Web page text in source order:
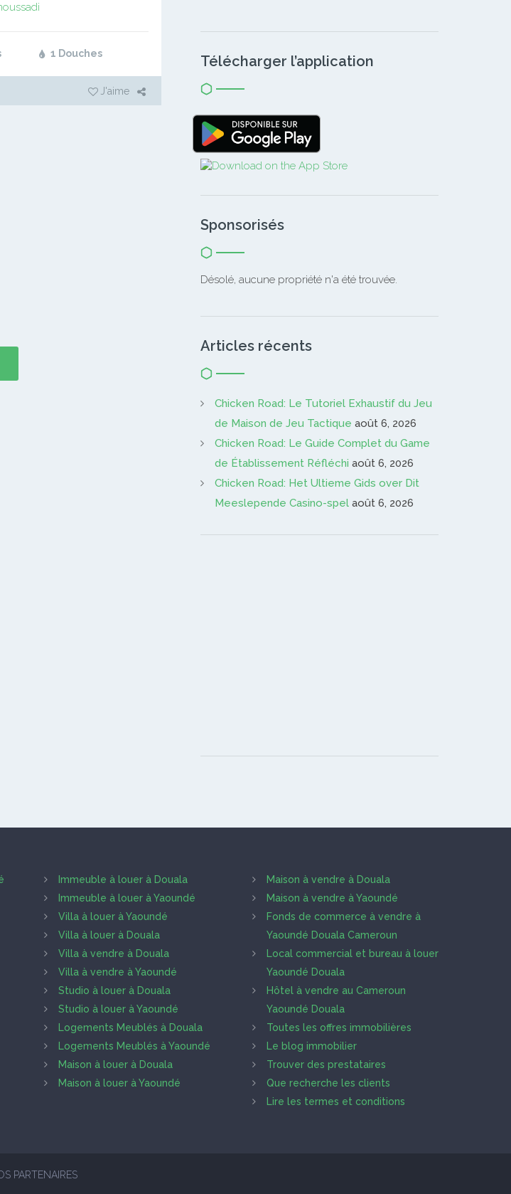
1 Douches
J'aime
Télécharger l’application
Sponsorisés
Désolé, aucune propriété n'a été trouvée.
Articles récents
Chicken Road: Le Tutoriel Exhaustif du Jeu
de Maison de Jeu Tactique août 6, 2026
Chicken Road: Le Guide Complet du Game
de Établissement Réfléchi août 6, 2026
Chicken Road: Het Ultieme Gids over Dit
Meeslepende Casino-spel août 6, 2026
Immeuble à louer à Douala
Immeuble à louer à Yaoundé
Villa à louer à Yaoundé
Villa à louer à Douala
Villa à vendre à Douala
Villa à vendre à Yaoundé
Studio à louer à Douala
Studio à louer à Yaoundé
Logements Meublés à Douala
Logements Meublés à Yaoundé
Maison à louer à Douala
Maison à louer à Yaoundé
Maison à vendre à Douala
Maison à vendre à Yaoundé
Fonds de commerce à vendre à
Yaoundé Douala Cameroun
Local commercial et bureau à louer
Yaoundé Douala
Hôtel à vendre au Cameroun
Yaoundé Douala
Toutes les offres immobilières
Le blog immobilier
Trouver des prestataires
Que recherche les clients
Lire les termes et conditions
PARTENAIRES